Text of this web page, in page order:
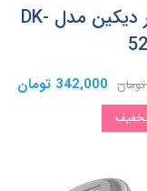
آداپتور دیکین مدل DK-
342,000 تومان